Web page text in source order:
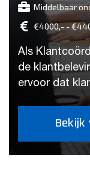
Middelbaar
€4000,- -
Als
de
ervoor dat
Bekijk